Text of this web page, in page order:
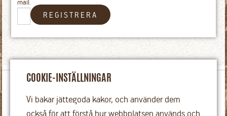
REGISTRERA
råvarorna och våra leverantörer.
COOKIE-INSTÄLLNINGAR
Vi bakar jättegoda kakor, och använder dem
också för att förstå hur webbplatsen används och